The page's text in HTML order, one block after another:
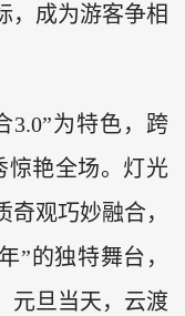
，成为游客争相
3.0”为特色，跨
惊艳全场。灯光
观巧妙融合，
”的独特舞台，
元旦当天，云渡